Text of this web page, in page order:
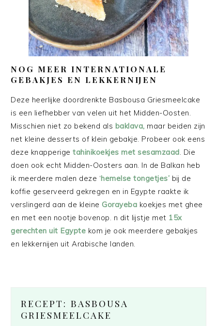
NOG MEER INTERNATIONALE
GEBAKJES EN LEKKERNIJEN
Deze heerlijke doordrenkte Basbousa Griesmeelcake
is een liefhebber van velen uit het Midden-Oosten.
Misschien niet zo bekend als baklava, maar beiden zijn
net kleine desserts of klein gebakje. Probeer ook eens
deze knapperigetahinikoekjes met sesamzaad. Die
doen ook echt Midden-Oosters aan. In de Balkan heb
ik meerdere malen deze ‘hemelse tongetjes’ bij de
koffie geserveerd gekregen en in Egypte raakte ik
verslingerd aan de kleineGorayeba koekjes met ghee
en met een nootje bovenop. n dit lijstje met 15x
gerechten uit Egypte kom je ook meerdere gebakjes
en lekkernijen uit Arabische landen.
RECEPT: BASBOUSA
GRIESMEELCAKE